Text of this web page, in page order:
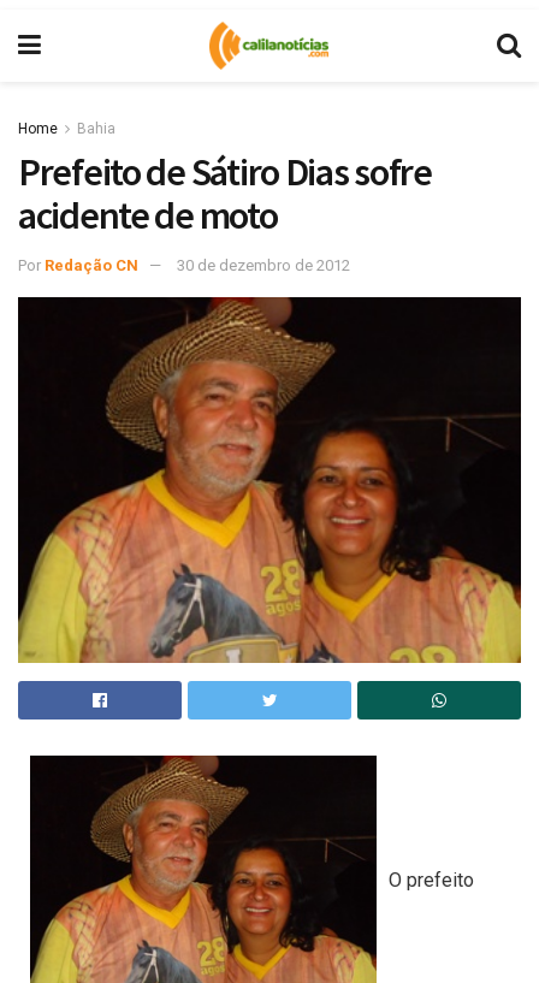
Home Bahia
Prefeito de Sátiro Dias sofre
acidente de moto
Por Redação CN 30 de dezembro de 2012
O prefeito